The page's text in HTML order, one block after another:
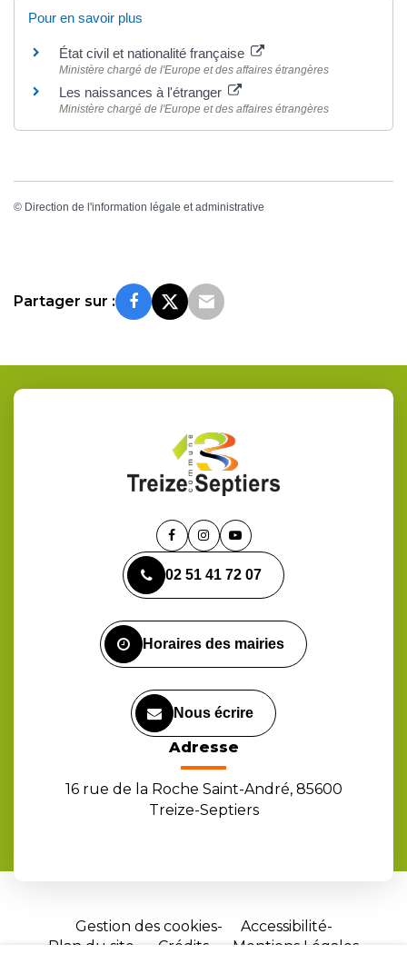
Pour en savoir plus
État civil et nationalité française
Ministère chargé de l'Europe et des affaires étrangères
Les naissances à l'étranger
Ministère chargé de l'Europe et des affaires étrangères
© Direction de l'information légale et administrative
Partager sur :
Lien
le
compte
Lien
le
compte
Lien
la
chaîne
02 51 41 72 07
Horaires des mairies
Nous écrire
Adresse
16 rue de la Roche Saint-André, 85600
Treize-Septiers
Gestion des cookies
Accessibilité
Plan du site
Crédits Mentions Légales